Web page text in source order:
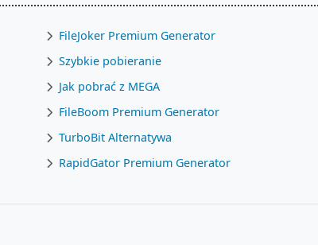
FileJoker Premium Generator
Szybkie pobieranie
Jak pobrać z MEGA
FileBoom Premium Generator
TurboBit Alternatywa
RapidGator Premium Generator